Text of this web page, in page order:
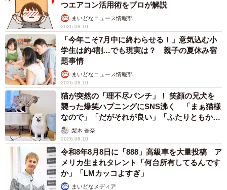
すると、ビビちゃんはゆっくりまばたき。Okのサインだと
感じた飼い主さんはビビちゃんを保護。動物病院で健康状
態もチェックし、出産準備の仕方やトラブル時の対応など
を勉強し始めました。
つエアコン活用術をプロが解説
まいどなニュース情報部
2026.08.10
「今年こそ7月中に終わらせる！」意気込む小
学生は約4割…でも現実は？ 親子の夏休み宿
題事情
まいどなニュース情報部
2026.08.10
猫が突然の「理不尽パンチ」！ 笑顔の兄犬を
襲った爆笑ハプニングにSNS沸く 「まぁ猫様
なので」「だがそれが良い」「ふたりともかわ
いいね」
梨木 香奈
2026.08.10
令和8年8月8日に「888」高級車を大量投稿 ア
メリカ生まれタレント「何台所有してるんです
か」「LMカッコよすぎ」
まいどなメディア